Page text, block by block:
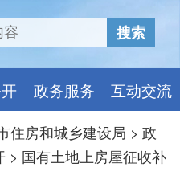
搜索
政务服务 互动交流
住房和城乡建设局 >政
> 国有土地上房屋征收补